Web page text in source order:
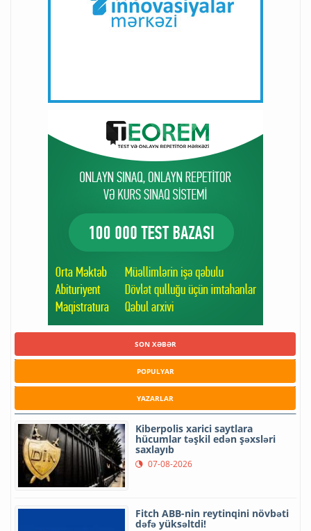
SON XƏBƏR
POPULYAR
YAZARLAR
Kiberpolis xarici saytlara
hücumlar təşkil edən şəxsləri
saxlayıb
07-08-2026
Fitch ABB-nin reytinqini növbəti
dəfə yüksəltdi!